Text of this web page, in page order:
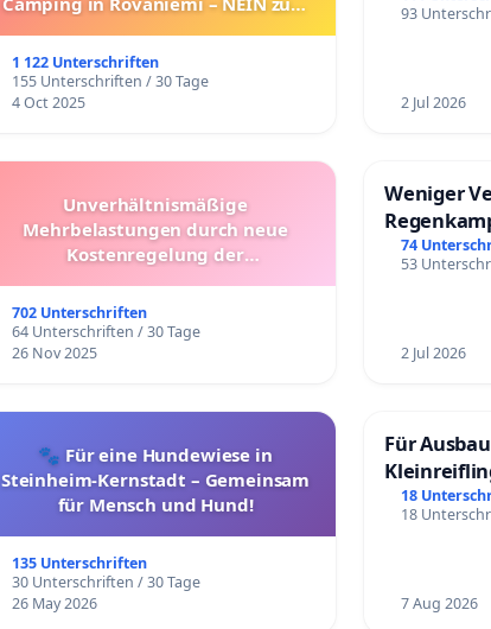
1 122 Unterschriften
155 Unterschriften / 30 Tage
4 Oct 2025
93
2 Jul 2026
Unverhältnismäßige
Mehrbelastungen durch neue
Kostenregelung der
Überprüfung und Alternativen
702 Unterschriften
64 Unterschriften / 30 Tage
26 Nov 2025
Weniger
74
53
2 Jul 2026
🐾 Für eine Hundewiese in
Steinheim-Kernstadt – Gemeinsam
für Mensch und Hund!
135 Unterschriften
30 Unterschriften / 30 Tage
26 May 2026
Für
18
18
7 Aug 2026